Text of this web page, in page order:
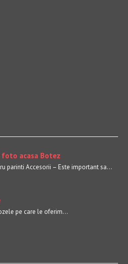
acasa Botez
parinti Accesorii – Este important sa…
pe care le oferim…